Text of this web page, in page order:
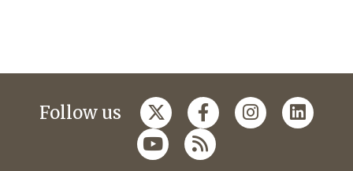
Follow us